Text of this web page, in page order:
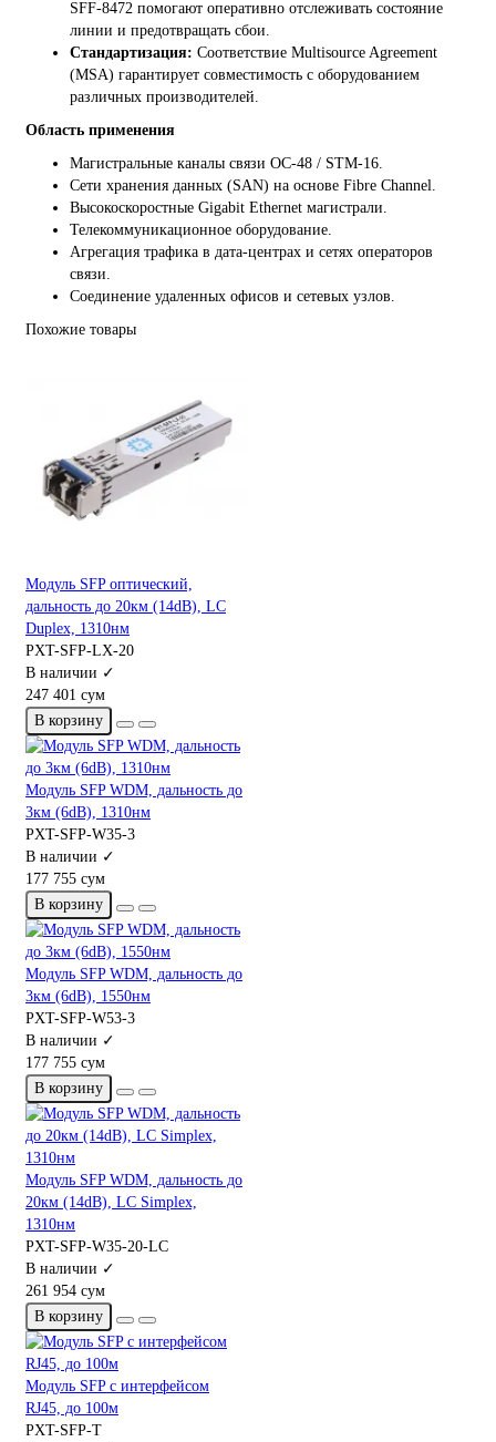
SFF-8472 помогают оперативно отслеживать состояние
линии и предотвращать сбои.
Стандартизация: Соответствие Multisource Agreement
(MSA) гарантирует совместимость с оборудованием
различных производителей.
Область применения
Магистральные каналы связи OC-48 / STM-16.
Сети хранения данных (SAN) на основе Fibre Channel.
Высокоскоростные Gigabit Ethernet магистрали.
Телекоммуникационное оборудование.
Агрегация трафика в дата-центрах и сетях операторов
связи.
Соединение удаленных офисов и сетевых узлов.
Похожие товары
Модуль SFP оптический,
дальность до 20км (14dB), LC
Duplex, 1310нм
PXT-SFP-LX-20
В наличии ✓
247 401 сум
В корзину
Модуль SFP WDM, дальность до
3км (6dB), 1310нм
PXT-SFP-W35-3
В наличии ✓
177 755 сум
В корзину
Модуль SFP WDM, дальность до
3км (6dB), 1550нм
PXT-SFP-W53-3
В наличии ✓
177 755 сум
В корзину
Модуль SFP WDM, дальность до
20км (14dB), LC Simplex,
1310нм
PXT-SFP-W35-20-LC
В наличии ✓
261 954 сум
В корзину
Модуль SFP с интерфейсом
RJ45, до 100м
PXT-SFP-T